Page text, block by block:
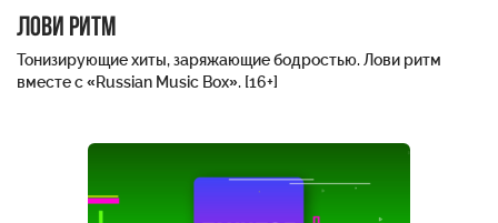
Лови ритм
Тонизирующие хиты, заряжающие бодростью. Лови ритм
вместе с «Russian Music Box». [16+]